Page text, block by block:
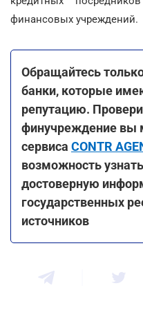
финансовых учреждений.
Обращайтесь
банки, которые
репутацию.
финучреждение
сервиса CONTR
возможность
достоверную
государственных
источников